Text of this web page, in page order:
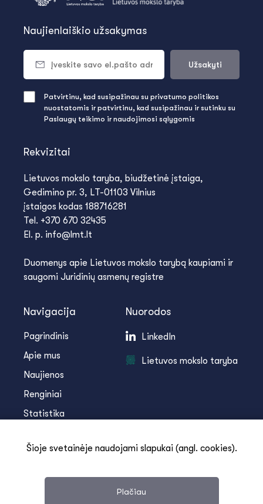
Rekvizitai
Lietuvos mokslo taryba, biudžetinė įstaiga,
Gedimino pr. 3, LT-01103 Vilnius
įstaigos kodas 188716281
Tel. +370 670 32435
El. p. info@lmt.lt
Duomenys apie Lietuvos mokslo tarybą kaupiami ir
saugomi Juridinių asmenų registre
Navigacija
Pagrindinis
Apie mus
Naujienos
Renginiai
Statistika
Kontaktai
Nuorodos
LinkedIn
Lietuvos mokslo taryba
Naujienlaiškio užsakymas
Užsakyti
Patvirtinu, kad susipažinau su privatumo politikos
nuostatomis ir patvirtinu, kad susipažinau ir sutinku su
Paslaugų teikimo ir naudojimosi sąlygomis
Šioje svetainėje naudojami slapukai (angl. cookies).
Plačiau